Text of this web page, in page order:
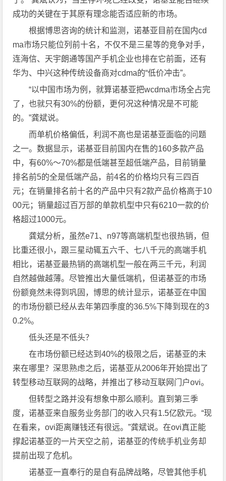
成功的关键在于其原有理念能否适应新的市场。
根据博思咨询的统计和监测，诺基亚目前在国内cd
ma市场只能位列前十名，不仅不是三星等的竞争对手，
连海信、天宇朗通等国产手机企业也排在它前面，还有
华为、中兴这种传统设备商对cdma的“低价冲击”。
“以中国市场为例，就算诺基亚把wcdma市场全占完
了，也就只有30%的份额，更何况这种情况是不可能
的。”龚斌说。
而单机价格偏低，利润不高也是诺基亚面临的问题
之一。数据显示，诺基亚目前国内在售的160多款产品
中，有60%～70%都是低端甚至超低端产品，目前销量
排名前5的全是低端产品，前4名的价格均只有三四百
元；在销量排名前十名的产品中只有2款产品价格高于10
00元；销量超过百万部的单款机型中只有6210一款的价
格超过1000元。
龚斌分析，虽然e71、n97等高端机型也很热销，但
比重还很小，跟三星动辄五六千、七八千元的高端手机
相比，诺基亚最热销的高端机型一般在两三千元，利润
自然越做越薄。尽管推出大量低端机，但诺基亚的市场
份额竟然未得到巩固，博思的统计显示，诺基亚在中国
的市场份额已经从去年第四季度的36.5%下降到现在的3
0.2%。
低头还是不低头？
在市场份额已经达到40%的极限之后，诺基亚的未
来在哪里？深思熟虑之后，诺基亚从2006年开始提出了
转型移动互联网的战略，并推出了移动互联网门户ovi。
但转型之路并没有想象中那么顺利。直到第三季
度，诺基亚来自服务业务部门的收入只有1.5亿欧元。“现
在看来，ovi距离赚钱还有很远。”龚斌说。在ovi真正能
撑起诺基亚的一片天空之前，诺基亚的传统手机业务却
提前出现了危机。
诺基亚一直奉行的是自有品牌战略，尽管其他手机